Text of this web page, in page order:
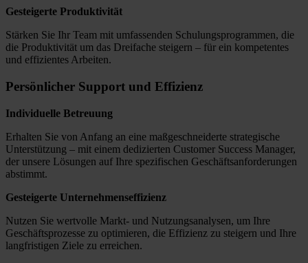
Gesteigerte Produktivität
Stärken Sie Ihr Team mit umfassenden Schulungsprogrammen, die
die Produktivität um das Dreifache steigern – für ein kompetentes
und effizientes Arbeiten.
Persönlicher Support und Effizienz
Individuelle Betreuung
Erhalten Sie von Anfang an eine maßgeschneiderte strategische
Unterstützung – mit einem dedizierten Customer Success Manager,
der unsere Lösungen auf Ihre spezifischen Geschäftsanforderungen
abstimmt.
Gesteigerte Unternehmenseffizienz
Nutzen Sie wertvolle Markt- und Nutzungsanalysen, um Ihre
Geschäftsprozesse zu optimieren, die Effizienz zu steigern und Ihre
langfristigen Ziele zu erreichen.